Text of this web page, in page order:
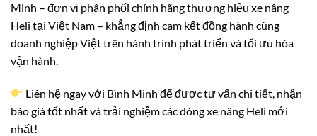
Minh – đơn vị phân phối chính hãng thương hiệu xe nâng
Heli tại Việt Nam – khẳng định cam kết đồng hành cùng
doanh nghiệp Việt trên hành trình phát triển và tối ưu hóa
vận hành.
Liên hệ ngay với Bình Minh để được tư vấn chi tiết, nhận
báo giá tốt nhất và trải nghiệm các dòng xe nâng Heli mới
nhất!